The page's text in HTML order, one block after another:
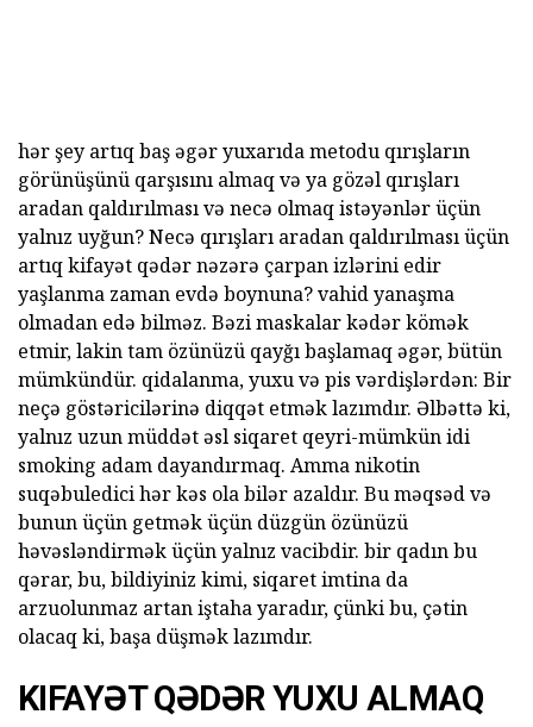
hər şey artıq baş əgər yuxarıda metodu qırışların
görünüşünü qarşısını almaq və ya gözəl qırışları
aradan qaldırılması və necə olmaq istəyənlər üçün
yalnız uyğun? Necə qırışları aradan qaldırılması üçün
artıq kifayət qədər nəzərə çarpan izlərini edir
yaşlanma zaman evdə boynuna? vahid yanaşma
olmadan edə bilməz. Bəzi maskalar kədər kömək
etmir, lakin tam özünüzü qayğı başlamaq əgər, bütün
mümkündür. qidalanma, yuxu və pis vərdişlərdən: Bir
neçə göstəricilərinə diqqət etmək lazımdır. Əlbəttə ki,
yalnız uzun müddət əsl siqaret qeyri-mümkün idi
smoking adam dayandırmaq. Amma nikotin
suqəbuledici hər kəs ola bilər azaldır. Bu məqsəd və
bunun üçün getmək üçün düzgün özünüzü
həvəsləndirmək üçün yalnız vacibdir. bir qadın bu
qərar, bu, bildiyiniz kimi, siqaret imtina da
arzuolunmaz artan iştaha yaradır, çünki bu, çətin
olacaq ki, başa düşmək lazımdır.
KIFAYƏT QƏDƏR YUXU ALMAQ